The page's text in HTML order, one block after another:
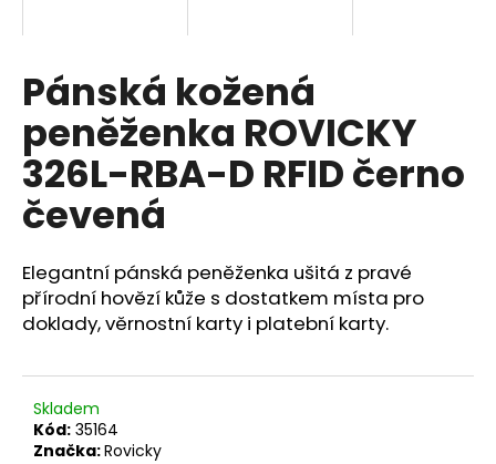
Pánská kožená
peněženka ROVICKY
326L-RBA-D RFID černo
čevená
Elegantní pánská peněženka ušitá z pravé
přírodní hovězí kůže s dostatkem místa pro
doklady, věrnostní karty i platební karty.
Skladem
Kód: 35164
Značka:Rovicky
D
o
p
o
r
u
č
j
e
m